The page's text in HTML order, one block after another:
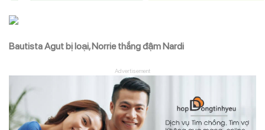
Bautista Agut bị loại, Norrie thắng đậm Nardi
Advertisement